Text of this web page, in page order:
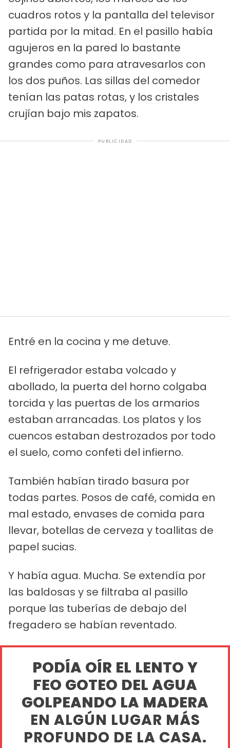
cuadros rotos y la pantalla del televisor
partida por la mitad. En el pasillo había
agujeros en la pared lo bastante
grandes como para atravesarlos con
los dos puños. Las sillas del comedor
tenían las patas rotas, y los cristales
crujían bajo mis zapatos.
PUBLICIDAD
Entré en la cocina y me detuve.
El refrigerador estaba volcado y
abollado, la puerta del horno colgaba
torcida y las puertas de los armarios
estaban arrancadas. Los platos y los
cuencos estaban destrozados por todo
el suelo, como confeti del infierno.
También habían tirado basura por
todas partes. Posos de café, comida en
mal estado, envases de comida para
llevar, botellas de cerveza y toallitas de
papel sucias.
Y había agua. Mucha. Se extendía por
las baldosas y se filtraba al pasillo
porque las tuberías de debajo del
fregadero se habían reventado.
PODÍA OÍR EL LENTO Y
FEO GOTEO DEL AGUA
GOLPEANDO LA MADERA
EN ALGÚN LUGAR MÁS
PROFUNDO DE LA CASA.